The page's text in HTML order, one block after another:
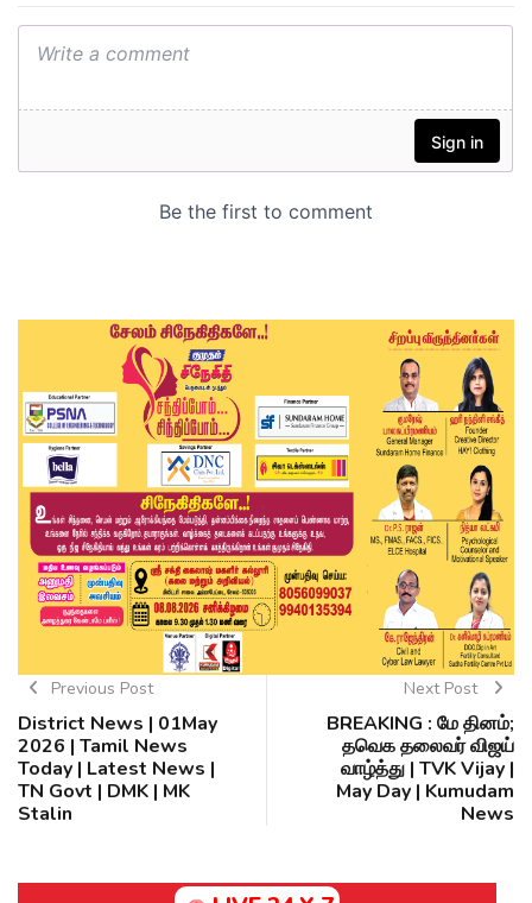
Previous Post
District News | 01May
2026 | Tamil News
Today | Latest News |
TN Govt | DMK | MK
Stalin
Next Post
BREAKING : மே தினம்;
தவெக தலைவர் விஜய்
வாழ்த்து | TVK Vijay |
May Day | Kumudam
News